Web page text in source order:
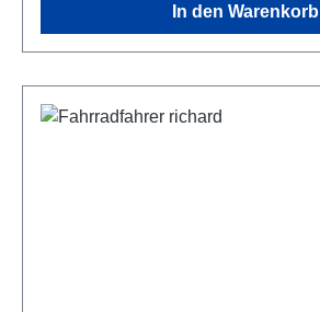
In den Warenkorb